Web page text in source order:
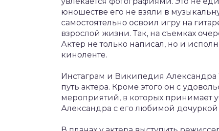
юношестве его не взяли в
самостоятельно освоил игру на
взрослой жизни. Так, на съемках
Актер не только написал, но и
киноленте.
Инстаграм и Википедия
путь актера. Кроме этого он с
мероприятий, в которых принимает
Александра с его любимой